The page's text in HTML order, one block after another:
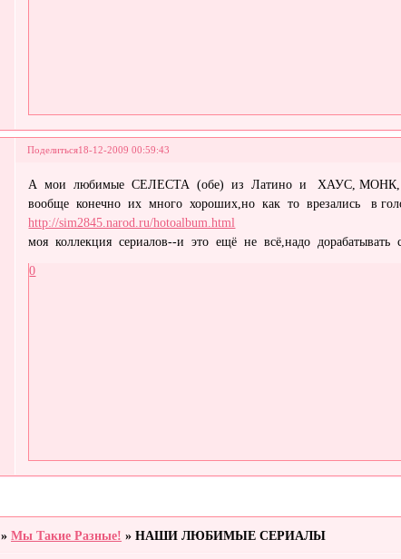
Поделиться18-12-2009 00:59:43
А мои любимые СЕЛЕСТА (обе) из Латино и ХАУС,
вообще конечно их много хороших,но как то врезались в
http://sim2845.narod.ru/hotoalbum.html
моя коллекция сериалов--и это ещё не всё,надо дорабатывать
0
»Мы Такие Разные! »НАШИ ЛЮБИМЫЕ СЕРИАЛЫ